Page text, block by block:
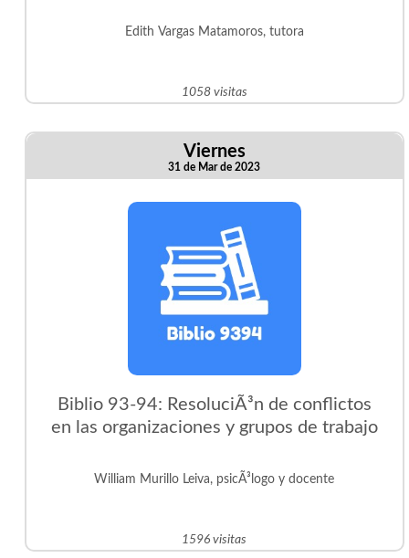
Edith Vargas Matamoros, tutora
1058 visitas
Viernes
31 de Mar de 2023
Biblio 93-94: ResoluciÃ³n de conflictos
en las organizaciones y grupos de trabajo
William Murillo Leiva, psicÃ³logo y docente
1596 visitas